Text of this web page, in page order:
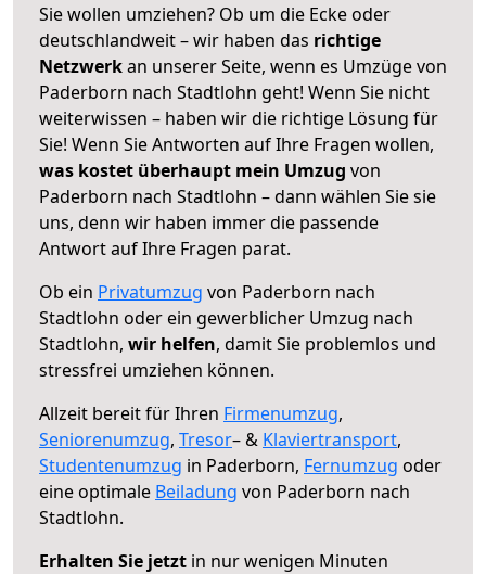
Sie wollen umziehen? Ob um die Ecke oder
deutschlandweit – wir haben das richtige
Netzwerkan unserer Seite, wenn es Umzüge von
Paderborn nach Stadtlohn geht! Wenn Sie nicht
weiterwissen – haben wir die richtige Lösung für
Sie! Wenn Sie Antworten auf Ihre Fragen wollen,
was kostet überhaupt mein Umzug von
Paderborn nach Stadtlohn – dann wählen Sie sie
uns, denn wir haben immer die passende
Antwort auf Ihre Fragen parat.
Ob ein Privatumzug von Paderborn nach
Stadtlohn oder ein gewerblicher Umzug nach
Stadtlohn, wir helfen, damit Sie problemlos und
stressfrei umziehen können.
Allzeit bereit für Ihren Firmenumzug,
Seniorenumzug, Tresor– & Klaviertransport,
Studentenumzug in Paderborn, Fernumzug oder
eine optimale Beiladung von Paderborn nach
Stadtlohn.
Erhalten Sie jetzt in nur wenigen Minuten